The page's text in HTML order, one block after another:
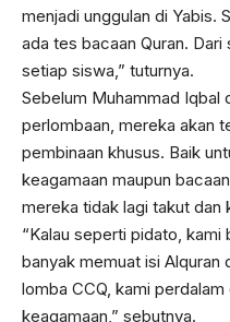
menjadi unggulan di Yabis.
ada tes bacaan Quran.
setiap siswa,” tuturnya.
Sebelum Muhammad Iqbal
perlombaan, mereka akan
pembinaan khusus. Baik
keagamaan maupun
mereka tidak lagi takut dan
“Kalau seperti pidato, kami
banyak memuat isi Alquran
lomba CCQ, kami
keagamaan,” sebutnya.